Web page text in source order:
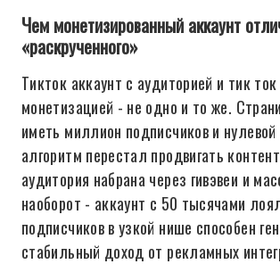
Чем монетизированный аккаунт
«раскрученного»
Тикток аккаунт с аудиторией и тик
монетизацией - не одно и то же.
иметь миллион подписчиков и
алгоритм перестал продвигать
аудитория набрана через гивэвеи и
наоборот - аккаунт с 50 тысячами
подписчиков в узкой нише способен
стабильный доход от рекламных